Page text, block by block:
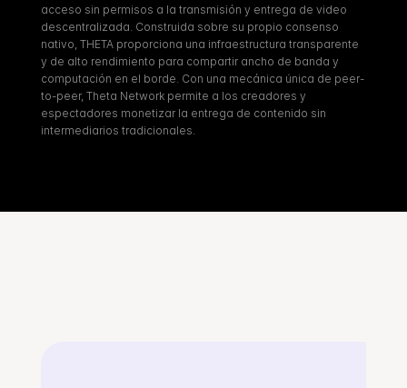
acceso sin permisos a la transmisión y entrega de video
descentralizada. Construida sobre su propio consenso
nativo, THETA proporciona una infraestructura transparente
y de alto rendimiento para compartir ancho de banda y
computación en el borde. Con una mecánica única de peer-
to-peer, Theta Network permite a los creadores y
espectadores monetizar la entrega de contenido sin
intermediarios tradicionales.